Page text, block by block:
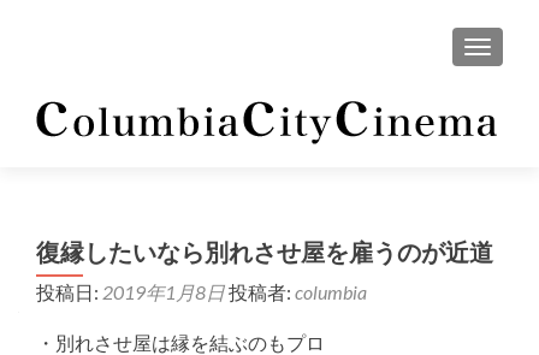
ナビゲ
復縁したいなら別れさせ屋を雇うのが近道
投稿日: 2019年1月8日投稿者: columbia
・別れさせ屋は縁を結ぶのもプロ